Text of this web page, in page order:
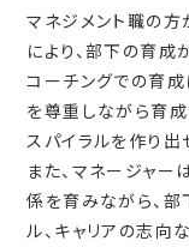
マネジメント職の
により、部下の育成
コーチングでの育
を尊重しながら育
スパイラルを作り出
また、マネージャー
係を育みながら、部
ル、キャリアの志向